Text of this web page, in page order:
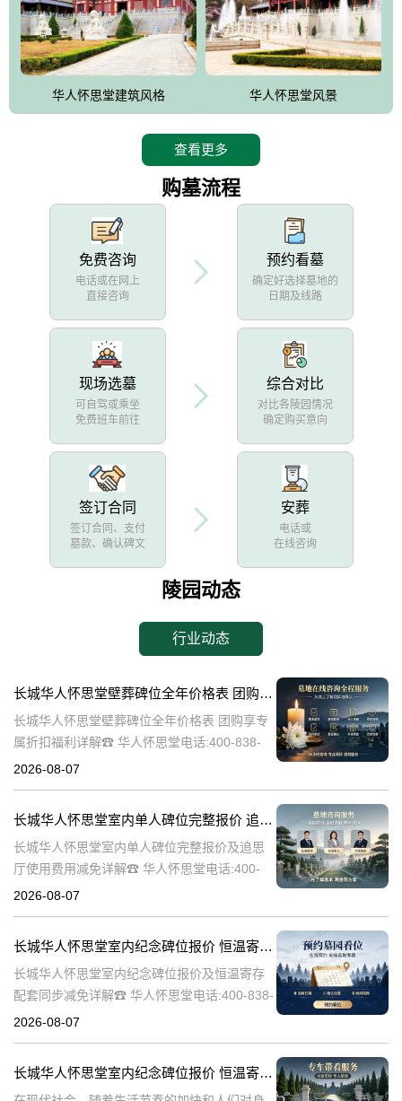
华人怀思堂建筑风格 华人怀思堂风景
查看更多
购墓流程
免费咨询
电话或在网上
直接咨询
预约看墓
确定好选择墓地的
日期及线路
现场选墓
可自驾或乘坐
免费班车前往
综合对比
对比各陵园情况
确定购买意向
签订合同
签订合同、支付
墓款、确认碑文
安葬
电话或
在线咨询
陵园动态
行业动态
长城华人怀思堂壁葬碑位全年价格表 团购享专属折扣福利详解
长城华人怀思堂壁葬碑位全年价格表 团购享专
属折扣福利详解☎ 华人怀思堂电话:400-838-
5063随着社会的发展和人们观念的变化，越来
2026-08-07
长城华人怀思堂室内单人碑位完整报价 追思厅使用费用减免详解
长城华人怀思堂室内单人碑位完整报价及追思
厅使用费用减免详解☎ 华人怀思堂电话:400-
838-5063引言随着社会的发展和人们生活水平
2026-08-07
长城华人怀思堂室内纪念碑位报价 恒温寄存配套同步减免详解
长城华人怀思堂室内纪念碑位报价及恒温寄存
配套同步减免详解☎ 华人怀思堂电话:400-838-
5063一、引言随着社会的发展和人们生活水平
2026-08-07
长城华人怀思堂室内纪念碑位报价 恒温寄存配套同步减免详解